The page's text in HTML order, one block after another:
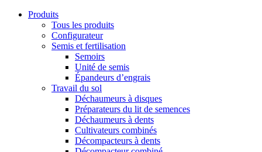
Produits
Tous les produits
Configurateur
Semis et fertilisation
Semoirs
Unité de semis
Épandeurs d’engrais
Travail du sol
Déchaumeurs à disques
Préparateurs du lit de semences
Déchaumeurs à dents
Cultivateurs combinés
Décompacteurs à dents